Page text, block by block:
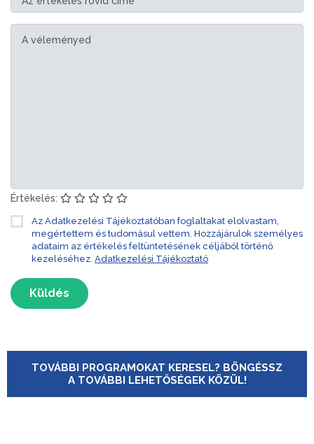
Értékelés:
Az Adatkezelési Tájékoztatóban foglaltakat elolvastam,
megértettem és tudomásul vettem. Hozzájárulok személyes
adataim az értékelés feltüntetésének céljából történő
kezeléséhez. Adatkezelési Tájékoztató
Küldés
TOVÁBBI PROGRAMOKAT KERESEL? BÖNGÉSSZ
A TOVÁBBI LEHETŐSÉGEK KÖZÜL!